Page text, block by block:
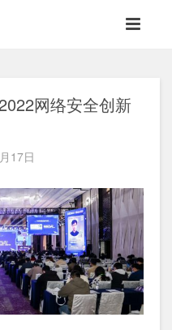
网络安全创新
17日